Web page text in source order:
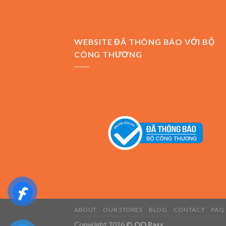
WEBSITE ĐÃ THÔNG BÁO VỚI BỘ
CÔNG THƯƠNG
ABOUT OUR STORES BLOG CONTACT FAQ